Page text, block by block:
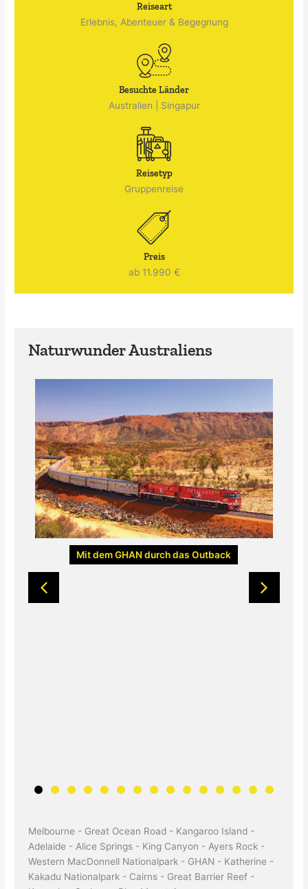
Reiseart
Erlebnis, Abenteuer & Begegnung
Besuchte Länder
Australien Singapur
Reisetyp
Gruppenreise
Preis
ab 11.990 €
Naturwunder Australiens
Mit dem GHAN durch das Outback
Melbourne - Great Ocean Road - Kangaroo Island -
Adelaide - Alice Springs - King Canyon - Ayers Rock -
Western MacDonnell Nationalpark - GHAN - Katherine -
Kakadu Nationalpark - Cairns - Great Barrier Reef -